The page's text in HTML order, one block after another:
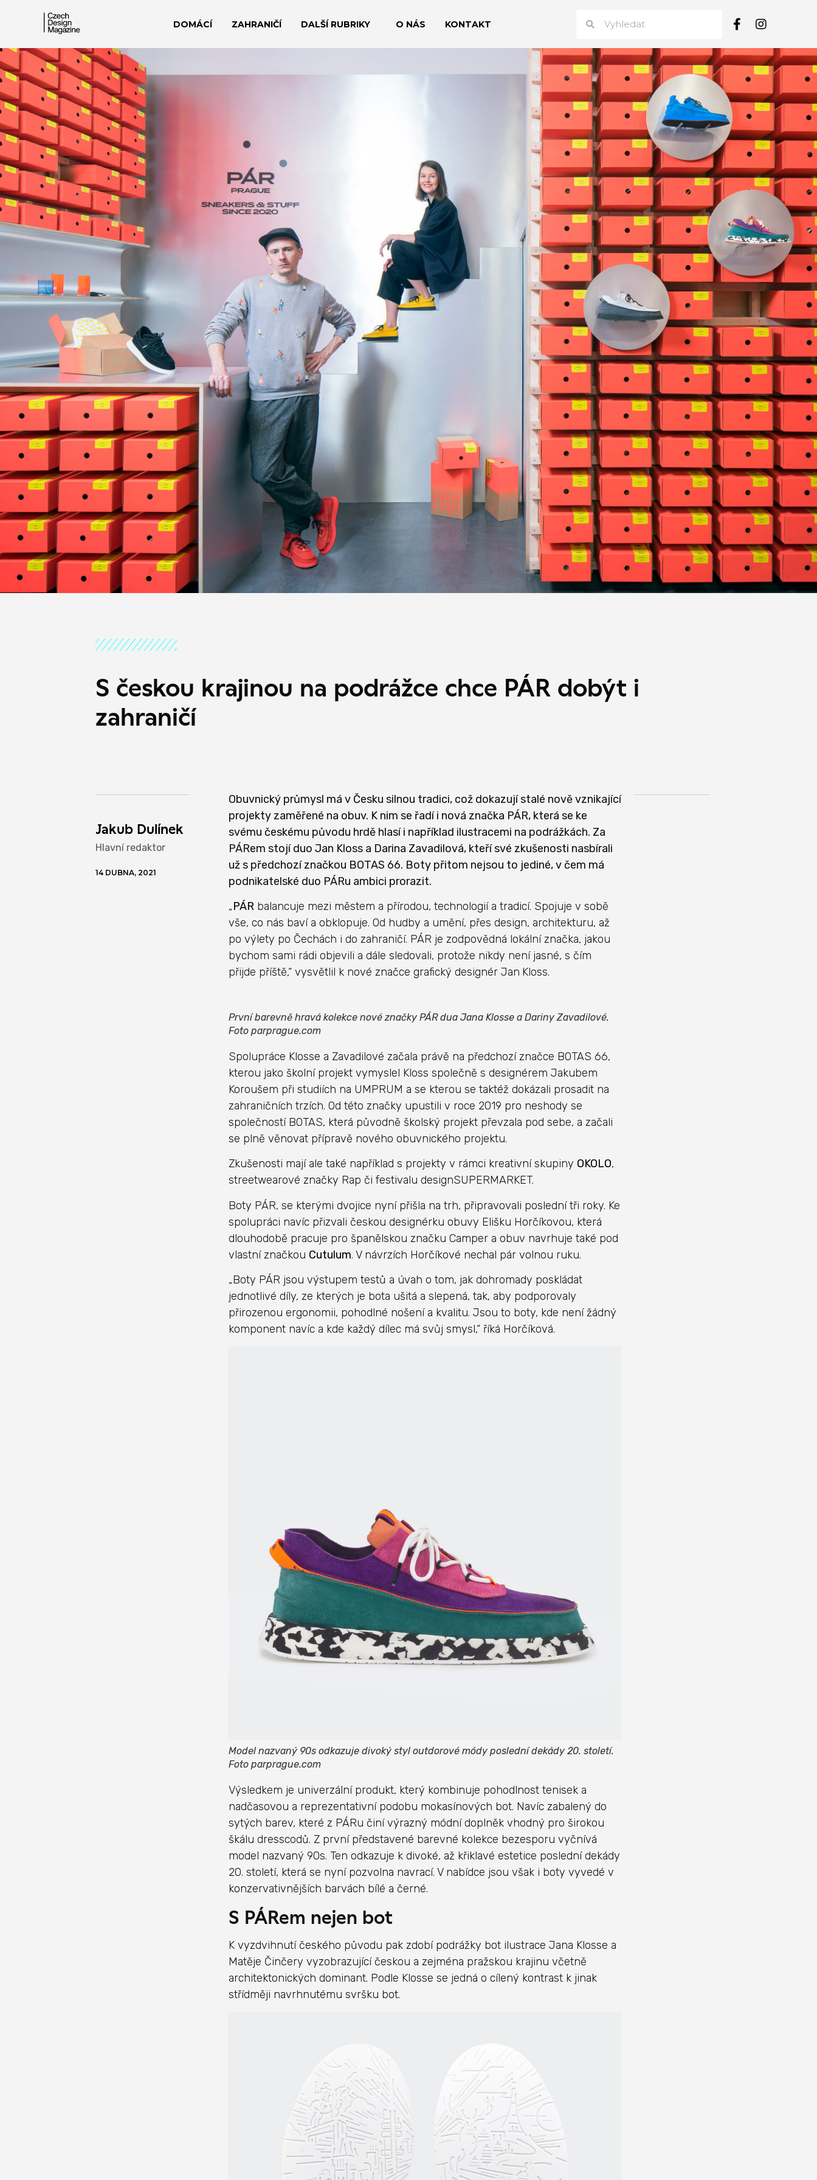
DOMÁCÍ ZAHRANIČÍ DALŠÍ RUBRIKY O NÁS KONTAKT
S českou krajinou na podrážce chce PÁR dobýt i
zahraničí
Jakub Dulínek
Hlavní redaktor
14 DUBNA, 2021
Obuvnický průmysl má v Česku silnou tradici, což dokazují stalé nově vznikající
projekty zaměřené na obuv. K nim se řadí i nová značka PÁR, která se ke
svému českému původu hrdě hlasí i například ilustracemi na podrážkách. Za
PÁRem stojí duo Jan Kloss a Darina Zavadilová, kteří své zkušenosti nasbírali
už s předchozí značkou BOTAS 66. Boty přitom nejsou to jediné, v čem má
podnikatelské duo PÁRu ambici prorazit.
„PÁR balancuje mezi městem a přírodou, technologií a tradicí. Spojuje v sobě
vše, co nás baví a obklopuje. Od hudby a umění, přes design, architekturu, až
po výlety po Čechách i do zahraničí. PÁR je zodpovědná lokální značka, jakou
bychom sami rádi objevili a dále sledovali, protože nikdy není jasné, s čím
přijde příště,“ vysvětlil k nové značce grafický designér Jan Kloss.
První barevně hravá kolekce nové značky PÁR dua Jana Klosse a Dariny Zavadilové.
Foto parprague.com
Spolupráce Klosse a Zavadilové začala právě na předchozí značce BOTAS 66,
kterou jako školní projekt vymyslel Kloss společně s designérem Jakubem
Koroušem při studiích na UMPRUM a se kterou se taktéž dokázali prosadit na
zahraničních trzích. Od této značky upustili v roce 2019 pro neshody se
společností BOTAS, která původně školský projekt převzala pod sebe, a začali
se plně věnovat přípravě nového obuvnického projektu.
Zkušenosti mají ale také například s projekty v rámci kreativní skupiny OKOLO,
streetwearové značky Rap či festivalu designSUPERMARKET.
Boty PÁR, se kterými dvojice nyní přišla na trh, připravovali poslední tři roky. Ke
spolupráci navíc přizvali českou designérku obuvy Elišku Horčíkovou, která
dlouhodobě pracuje pro španělskou značku Camper a obuv navrhuje také pod
vlastní značkou Cutulum. V návrzích Horčíkové nechal pár volnou ruku.
„Boty PÁR jsou výstupem testů a úvah o tom, jak dohromady poskládat
jednotlivé díly, ze kterých je bota ušitá a slepená, tak, aby podporovaly
přirozenou ergonomii, pohodlné nošení a kvalitu. Jsou to boty, kde není žádný
komponent navíc a kde každý dílec má svůj smysl,“ říká Horčíková.
Model nazvaný 90s odkazuje divoký styl outdorové módy poslední dekády 20. století.
Foto parprague.com
Výsledkem je univerzální produkt, který kombinuje pohodlnost tenisek a
nadčasovou a reprezentativní podobu mokasínových bot. Navíc zabalený do
sytých barev, které z PÁRu činí výrazný módní doplněk vhodný pro širokou
škálu dresscodů. Z první představené barevné kolekce bezesporu vyčnívá
model nazvaný 90s. Ten odkazuje k divoké, až křiklavé estetice poslední dekády
20. století, která se nyní pozvolna navrací. V nabídce jsou však i boty vyvedé v
konzervativnějších barvách bílé a černé.
S PÁRem nejen bot
K vyzdvihnutí českého původu pak zdobí podrážky bot ilustrace Jana Klosse a
Matěje Činčery vyzobrazující českou a zejména pražskou krajinu včetně
architektonických dominant. Podle Klosse se jedná o cílený kontrast k jinak
střídměji navrhnutému svršku bot.